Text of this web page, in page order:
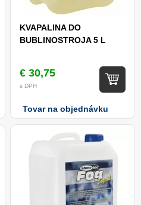
KVAPALINA DO
BUBLINOSTROJA 5 L
€ 30,75
s DPH
Tovar na objednávku